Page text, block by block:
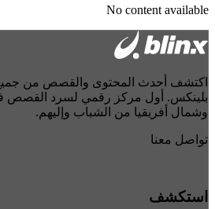
No content available
اكتشف أحدث المحتوى والقصص من جميع
بلينكس. أول مركز رقمي لسرد القصص
وشمال أفريقيا من الشباب وإليهم.
تواصل معنا
استكشف